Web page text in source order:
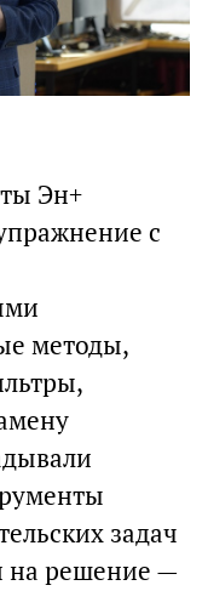
Эн+
с
методы,
задач
на решение —